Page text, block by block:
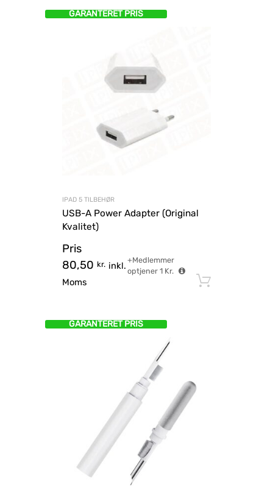
GARANTERET PRIS
IPAD 5 TILBEHØR
USB-A Power Adapter (Original
Kvalitet)
Pris
80,50 kr. inkl.
Moms
+Medlemmer
optjener 1Kr.
GARANTERET PRIS